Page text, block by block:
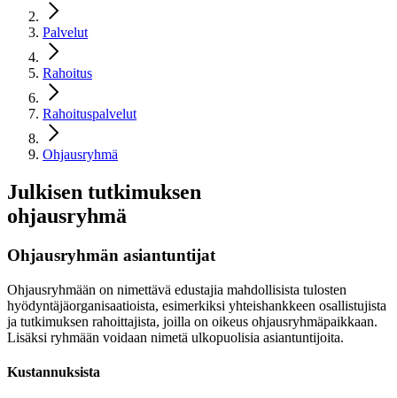
Palvelut
Rahoitus
Rahoituspalvelut
Ohjausryhmä
Julkisen tutkimuksen
ohjausryhmä
Ohjausryhmän asiantuntijat
Ohjausryhmään on nimettävä edustajia mahdollisista tulosten
hyödyntäjäorganisaatioista, esimerkiksi yhteishankkeen osallistujista
ja tutkimuksen rahoittajista, joilla on oikeus ohjausryhmäpaikkaan.
Lisäksi ryhmään voidaan nimetä ulkopuolisia asiantuntijoita.
Kustannuksista